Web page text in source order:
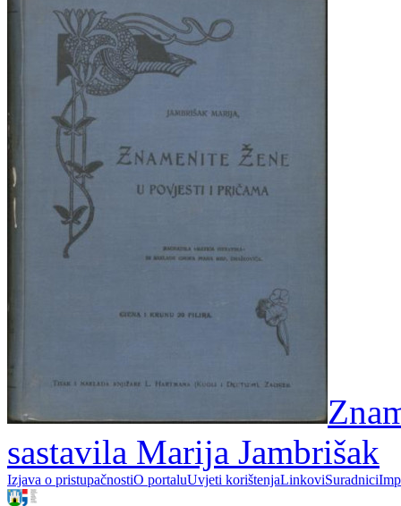
sastavila Marija Jambrišak
Izjava o pristupačnostiO portaluUvjeti korištenjaLinkoviSuradnici